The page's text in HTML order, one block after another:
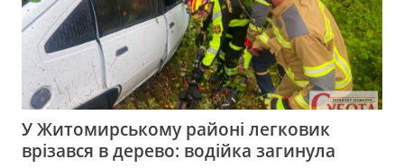
У Житомирському районі легковик
врізався в дерево: водійка загинула